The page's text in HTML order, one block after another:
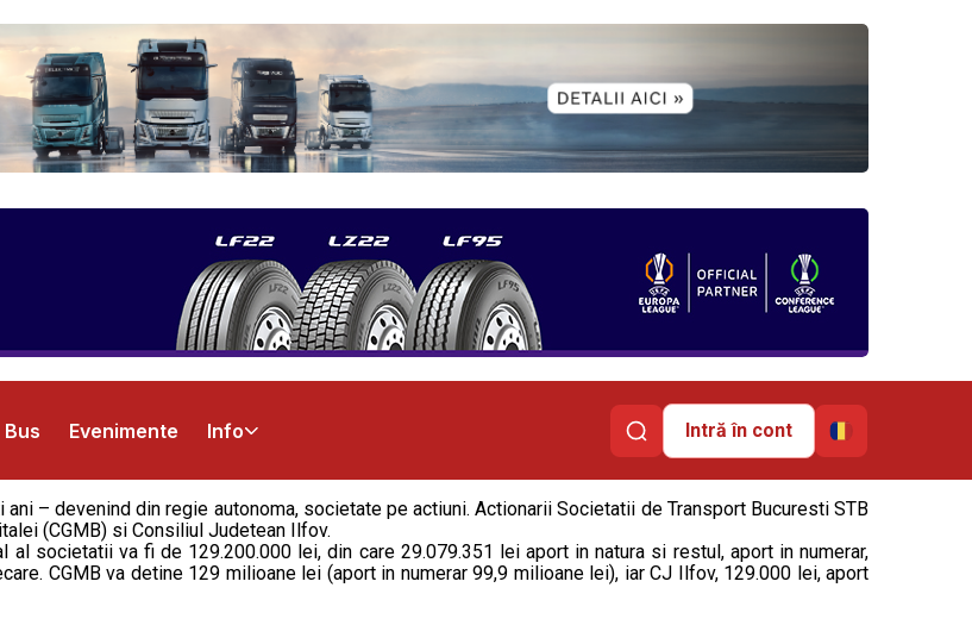
Bus Evenimente Info Intră în cont
– devenind din regie autonoma, societate pe actiuni. Actionarii Societatii de Transport Bucuresti STB
(CGMB) si Consiliul Judetean Ilfov.
al societatii va fi de 129.200.000 lei, din care 29.079.351 lei aport in natura si restul, aport in numerar,
CGMB va detine 129 milioane lei (aport in numerar 99,9 milioane lei), iar CJ Ilfov, 129.000 lei, aport